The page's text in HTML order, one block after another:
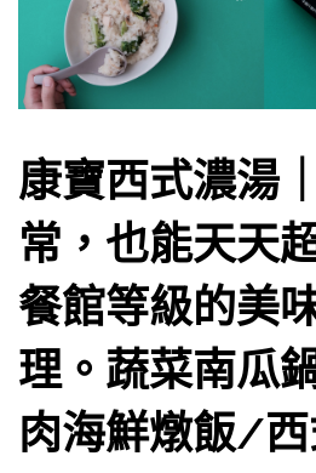
康寶西式濃湯
常，也能天天
餐館等級的美
理。蔬菜南瓜
肉海鮮燉飯/